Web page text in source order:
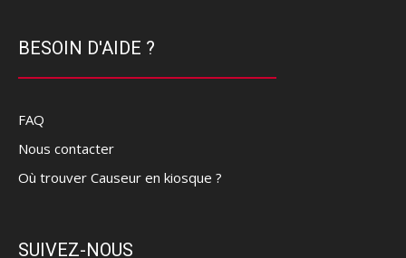
BESOIN D'AIDE ?
FAQ
Nous contacter
Où trouver Causeur en kiosque ?
SUIVEZ-NOUS